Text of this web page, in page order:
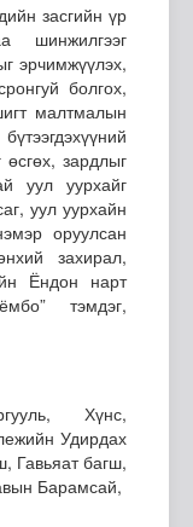
засгийн үр
шинжилгээг
эрчимжүүлэх,
болгох,
малтмалын
зардлыг
уул уурхайг
уул уурхайн
оруулсан
захирал,
Ёндон нарт
тэмдэг,
Хүнс,
Удирдах
Гавьяат багш,
Барамсай,